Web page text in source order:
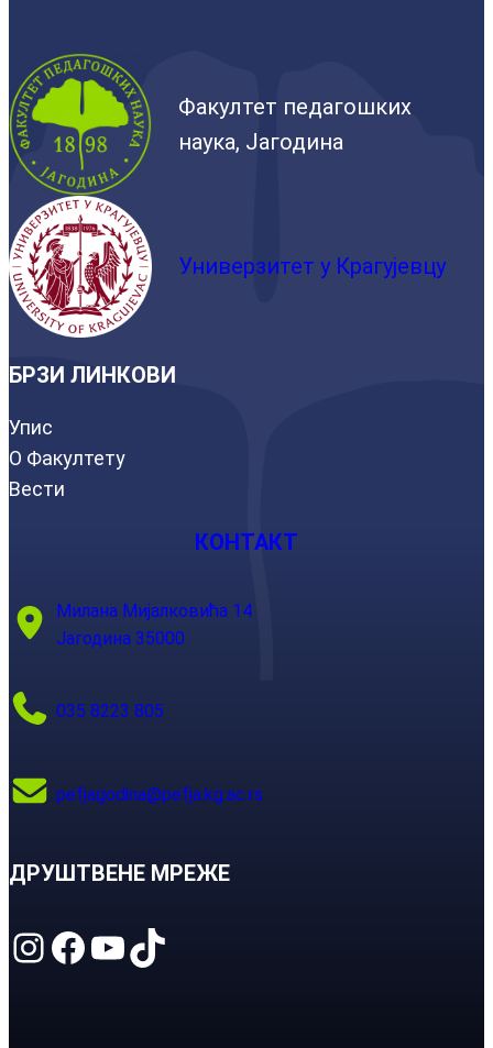
Факултет педагошких
наука, Јагодина
Универзитет у Крагујевцу
БРЗИ ЛИНКОВИ
Упис
О Факултету
Вести
КОНТАКТ
Милана Мијалковића 14
Јагодина 35000
035 8223 805
pefjagodina@pefja.kg.ac.rs
ДРУШТВЕНЕ МРЕЖЕ
Instagram Facebook YouTube TikTok